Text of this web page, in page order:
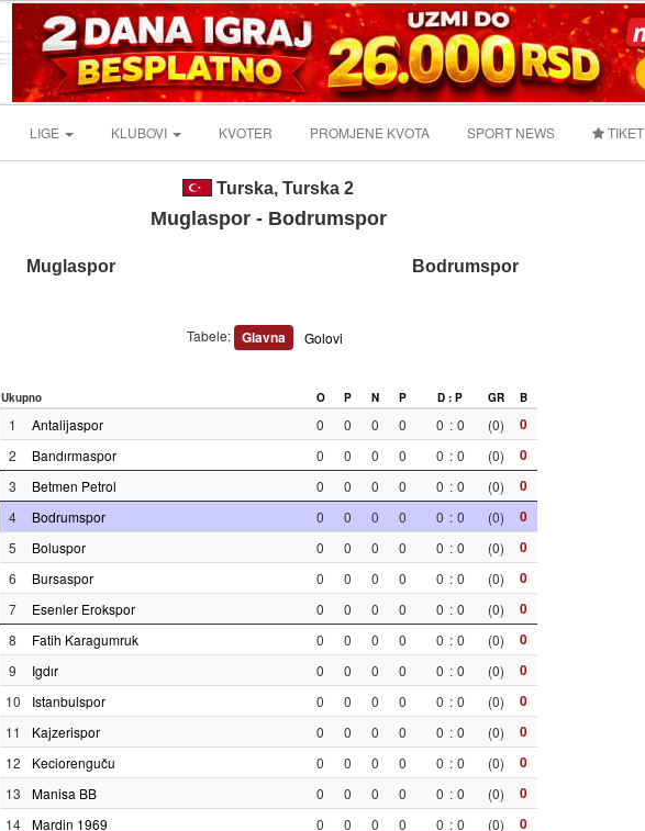
LIGE KLUBOVI KVOTER PROMJENE KVOTA SPORT NEWS TIKET
Turska, Turska 2
Muglaspor - Bodrumspor
Muglaspor Bodrumspor
Tabele: Glavna Golovi
Ukupno O P N P D : P GR B
1 Antalijaspor 0 0 0 0 0 : 0 (0) 0
2 Bandırmaspor 0 0 0 0 0 : 0 (0) 0
3 Betmen Petrol 0 0 0 0 0 : 0 (0) 0
4 Bodrumspor 0 0 0 0 0 : 0 (0) 0
5 Boluspor 0 0 0 0 0 : 0 (0) 0
6 Bursaspor 0 0 0 0 0 : 0 (0) 0
7 Esenler Erokspor 0 0 0 0 0 : 0 (0) 0
8 Fatih Karagumruk 0 0 0 0 0 : 0 (0) 0
9 Igdır 0 0 0 0 0 : 0 (0) 0
10 Istanbulspor 0 0 0 0 0 : 0 (0) 0
11 Kajzerispor 0 0 0 0 0 : 0 (0) 0
12 Keciorenguču 0 0 0 0 0 : 0 (0) 0
13 Manisa BB 0 0 0 0 0 : 0 (0) 0
14 Mardin 1969 0 0 0 0 0 : 0 (0) 0